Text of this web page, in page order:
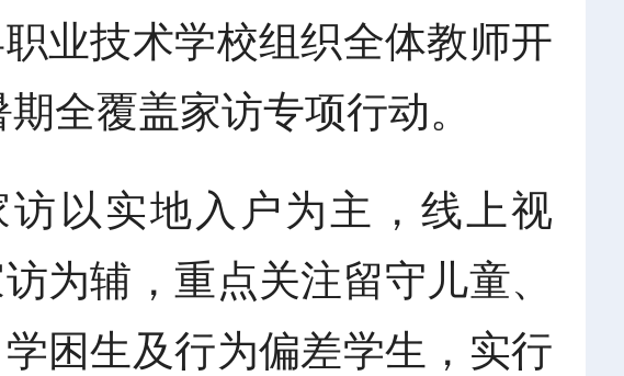
业技术学校组织全体教师开
全覆盖家访专项行动。
访以实地入户为主，线上视
为辅，重点关注留守儿童、
困生及行为偏差学生，实行